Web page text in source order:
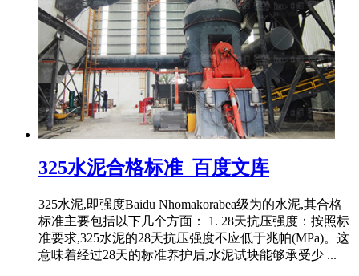
325水泥合格标准_百度文库
325水泥,即强度Baidu Nhomakorabea级为的水泥,其合格
标准主要包括以下几个方面： 1. 28天抗压强度：按照标
准要求,325水泥的28天抗压强度不应低于兆帕(MPa)。这
意味着经过28天的标准养护后,水泥试块能够承受少 ...